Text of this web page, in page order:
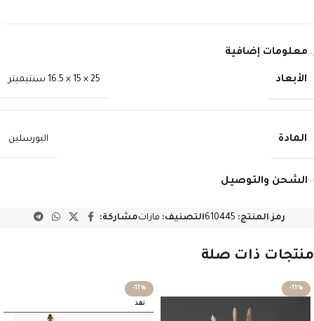
معلومات إضافية
الأبعاد 25 × 15 × 16.5 سنتيميتر
المادة البورسلين
الشحن والتوصيل
رمز المنتج: 610445التصنيف: فازاتمشاركة:
منتجات ذات صلة
-11%
-11%
نفذ